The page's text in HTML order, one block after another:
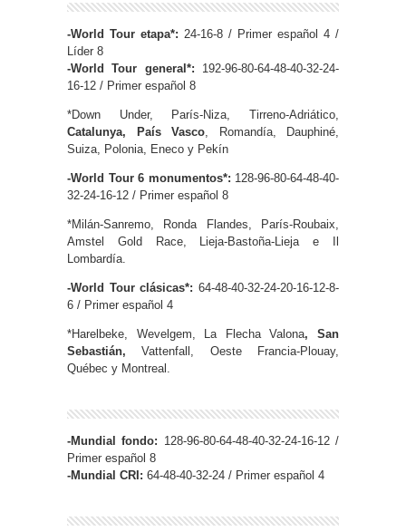
-World Tour etapa*: 24-16-8 / Primer español 4 /
Líder 8
-World Tour general*: 192-96-80-64-48-40-32-24-
16-12 / Primer español 8
*Down Under, París-Niza, Tirreno-Adriático,
Catalunya, País Vasco, Romandía, Dauphiné,
Suiza, Polonia, Eneco y Pekín
-World Tour 6 monumentos*: 128-96-80-64-48-40-
32-24-16-12 / Primer español 8
*Milán-Sanremo, Ronda Flandes, París-Roubaix,
Amstel Gold Race, Lieja-Bastoña-Lieja e Il
Lombardía.
-World Tour clásicas*: 64-48-40-32-24-20-16-12-8-
6 / Primer español 4
*Harelbeke, Wevelgem, La Flecha Valona, San
Sebastián, Vattenfall, Oeste Francia-Plouay,
Québec y Montreal.
-Mundial fondo: 128-96-80-64-48-40-32-24-16-12 /
Primer español 8
-Mundial CRI: 64-48-40-32-24 / Primer español 4